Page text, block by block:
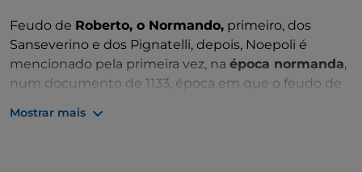
Feudo de Roberto, o Normando, primeiro, dos
Sanseverino e dos Pignatelli, depois, Noepoli é
mencionado pela primeira vez, na época normanda,
num documento de 1133, época em que o feudo de
Mostrar mais